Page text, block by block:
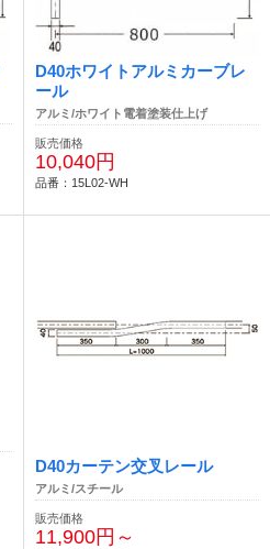
D40ホワイトアルミカーブレ
ール
アルミ/ホワイト電着塗装仕上げ
販売価格
10,040円
品番：15L02-WH
D40カーテン交叉レール
アルミ/スチール
販売価格
11,900円～